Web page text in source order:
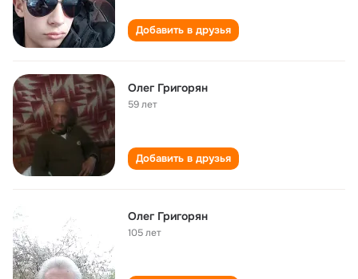
Добавить в друзья
Олег Григорян
59 лет
Добавить в друзья
Олег Григорян
105 лет